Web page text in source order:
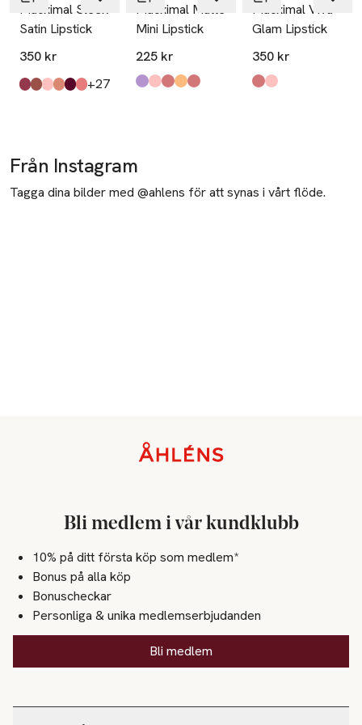
Macximal Sleek
Satin Lipstick
350 kr
Produkten finns i färgerna:
Brave,
Blankety,
Crème Cup,
Crème D'nude,
Rebel,
Grapefruit Pucker
+27till
Macximal Matte
Mini Lipstick
225 kr
Produkten finns i färgerna:
Everybody's Heroine,
Mehr,
Diva,
Chili,
Ruby Woo,
Macximal Viva
Glam Lipstick
350 kr
Produkten finns i
Viva Heart
Viva Empowered
Från Instagram
Tagga dina bilder med @ahlens för att synas i vårt flöde.
Bli medlem i vår kundklubb
10% på ditt första köp som medlem*
Bonus på alla köp
Bonuscheckar
Personliga & unika medlemserbjudanden
Bli medlem